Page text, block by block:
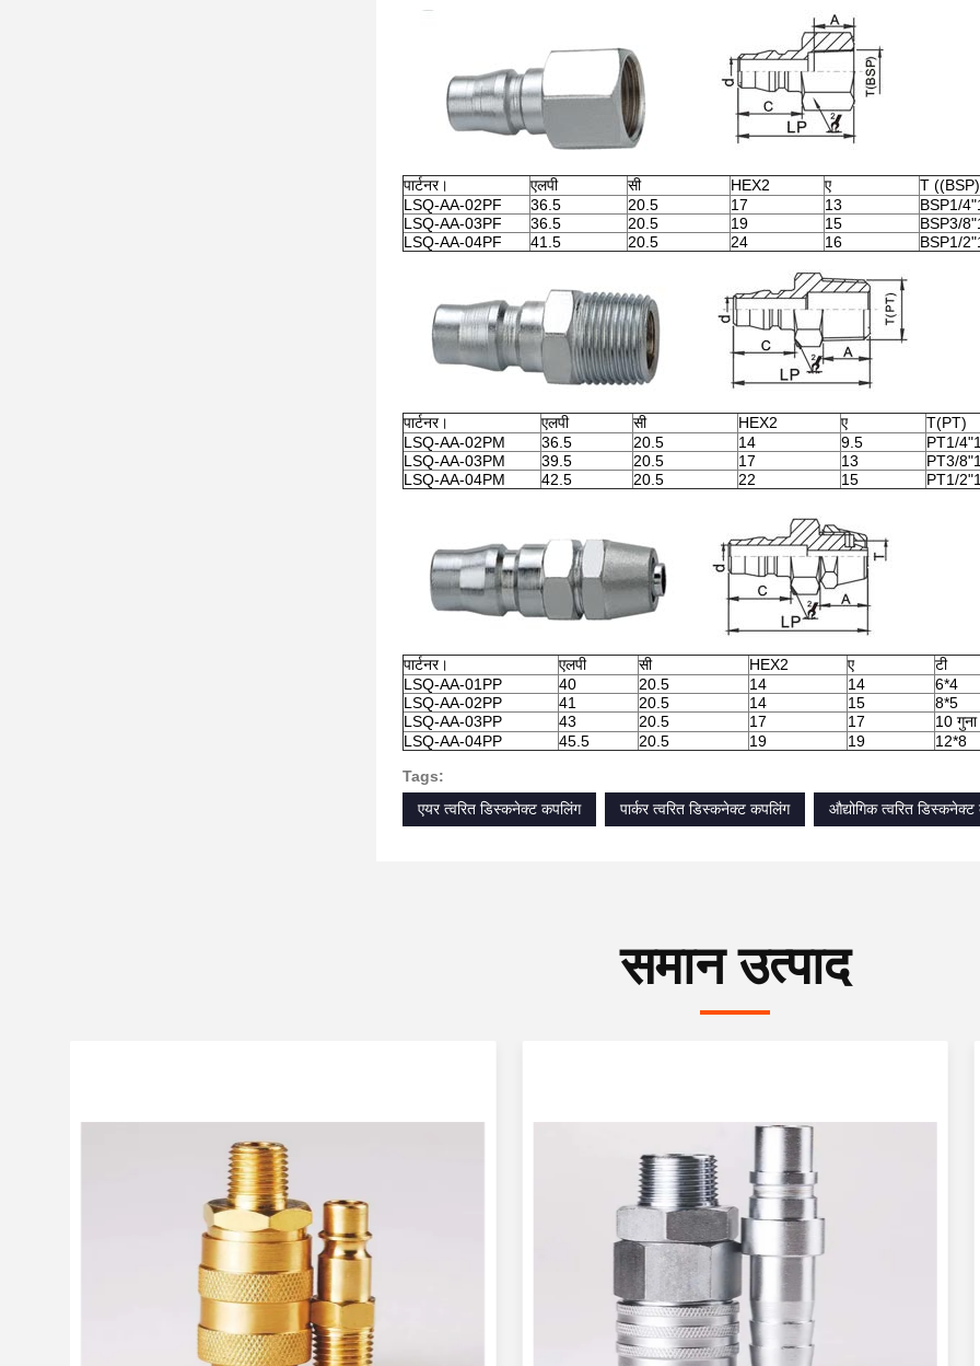
पार्टनर। एलपी सी HEX2 ए T ((BSP)
LSQ-AA-02PF
36.5 20.5 17 13 BSP1/
LSQ-AA-03PF
36.5 20.5 19 15 BSP3/
LSQ-AA-04PF
41.5 20.5 24 16 BSP1/
पार्टनर। एलपी सी HEX2 ए T(PT)
LSQ-AA-02PM
36.5 20.5 14 9.5 PT1/
LSQ-AA-03PM
39.5 20.5 17 13 PT3/
LSQ-AA-04PM
42.5 20.5 22 15 PT1/
पार्टनर। एलपी सी HEX2 ए टी
LSQ-AA-01PP
40 20.5 14 14 6*4
LSQ-AA-02PP
41 20.5 14 15 8*5
LSQ-AA-03PP
43 20.5 17 17 10
LSQ-AA-04PP
45.5 20.5 19 19 12*8
Tags:
एयर त्वरित डिस्कनेक्ट कपलिंग
पार्कर त्वरित डिस्कनेक्ट कपलिंग औद्योगिक त्वरित
समान उत्पाद